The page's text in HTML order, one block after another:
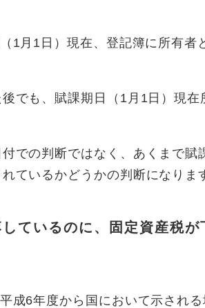
1月1日）現在、登記簿に所有者
でも、賦課期日（1月1日）現在
での判断ではなく、あくまで賦
ているかどうかの判断になりま
しているのに、固定資産税
成6年度から国において示され